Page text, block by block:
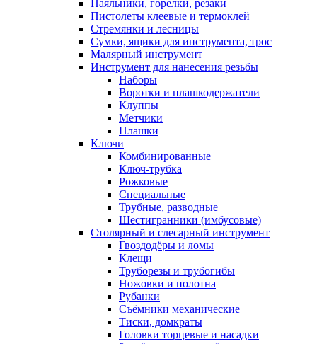
Паяльники, горелки, резаки
Пистолеты клеевые и термоклей
Стремянки и лесницы
Сумки, ящики для инструмента, трос
Малярный инструмент
Инструмент для нанесения резьбы
Наборы
Воротки и плашкодержатели
Клуппы
Метчики
Плашки
Ключи
Комбинированные
Ключ-трубка
Рожковые
Специальные
Трубные, разводные
Шестигранники (имбусовые)
Столярный и слесарный инструмент
Гвоздодёры и ломы
Клещи
Труборезы и трубогибы
Ножовки и полотна
Рубанки
Съёмники механические
Тиски, домкраты
Головки торцевые и насадки